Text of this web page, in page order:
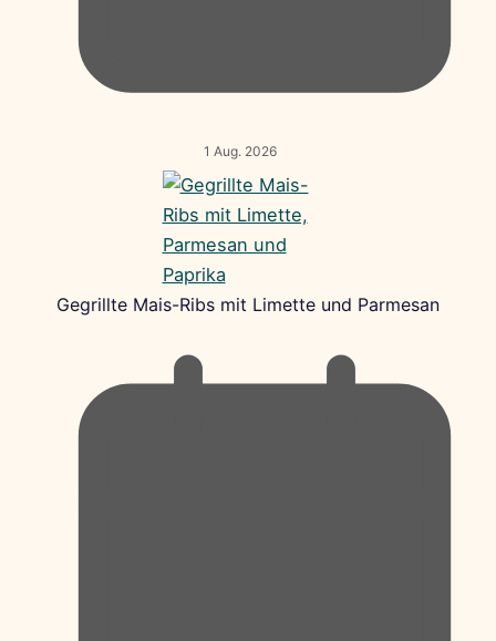
1 Aug. 2026
Gegrillte Mais-Ribs mit Limette und Parmesan